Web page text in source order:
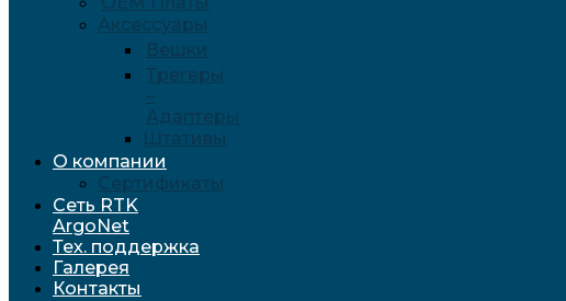
Аксессуары
Вешки
Трегеры
–
Адаптеры
Штативы
О компании
Сертификаты
Сеть RTK
ArgoNet
Тех. поддержка
Галерея
Контакты